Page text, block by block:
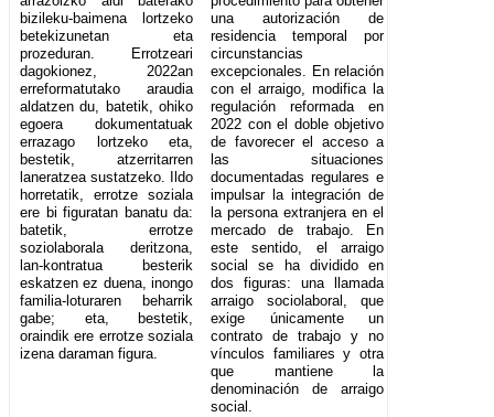
bizileku-baimena lortzeko
betekizunetan eta
prozeduran. Errotzeari
dagokionez, 2022an
erreformatutako araudia
aldatzen du, batetik, ohiko
egoera dokumentatuak
errazago lortzeko eta,
bestetik, atzerritarren
laneratzea sustatzeko. Ildo
horretatik, errotze soziala
ere bi figuratan banatu da:
batetik, errotze
soziolaborala deritzona,
lan-kontratua besterik
eskatzen ez duena, inongo
familia-loturaren beharrik
gabe; eta, bestetik,
oraindik ere errotze soziala
izena daraman figura.
una autorización de
residencia temporal por
circunstancias
excepcionales. En relación
con el arraigo, modifica la
regulación reformada en
2022 con el doble objetivo
de favorecer el acceso a
las situaciones
documentadas regulares e
impulsar la integración de
la persona extranjera en el
mercado de trabajo. En
este sentido, el arraigo
social se ha dividido en
dos figuras: una llamada
arraigo sociolaboral, que
exige únicamente un
contrato de trabajo y no
vínculos familiares y otra
que mantiene la
denominación de arraigo
social.